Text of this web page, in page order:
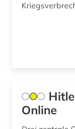
Online